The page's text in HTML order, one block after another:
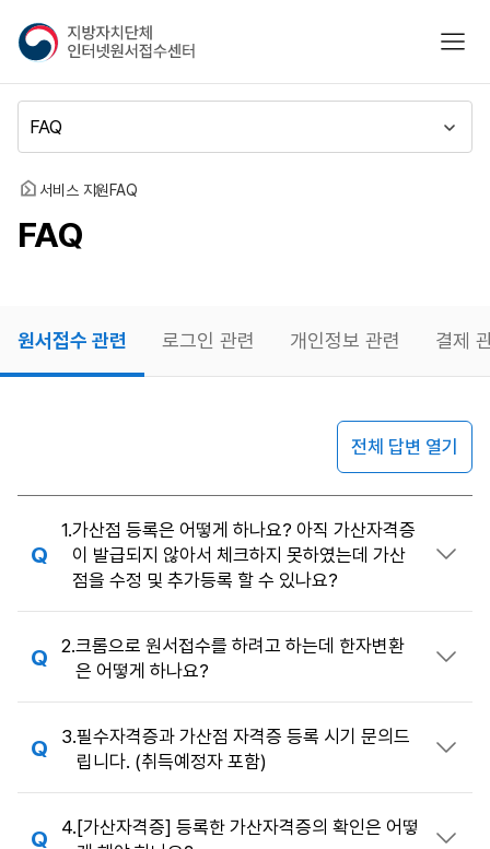
지
방
자
치
단
체
인
넷
수
센
터
모바
뉴
동
홈 서비스 지원FAQ
FAQ
원서접수 관련 로그인 관련 개인정보 관련 결제
FAQ
전체 답변 열기
1.가산점 등록은 어떻게 하나요? 아직 가산자격증
이 발급되지 않아서 체크하지 못하였는데 가산
점을 수정 및 추가등록 할 수 있나요?
답변 열기
2.크롬으로 원서접수를 하려고 하는데 한자변환
은 어떻게 하나요?
3.필수자격증과 가산점 자격증 등록 시기 문의드
립니다. (취득예정자 포함)답변 열기
4. [가산자격증] 등록한 가산자격증의 확인은 어떻